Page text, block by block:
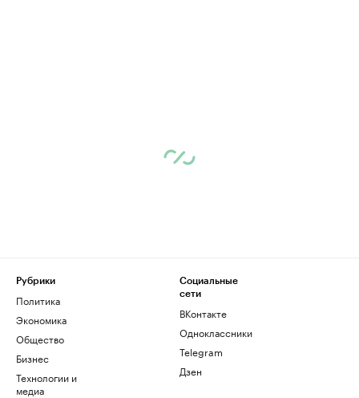
Рубрики
Политика
Экономика
Общество
Бизнес
Технологии и
медиа
Социальные
сети
ВКонтакте
Одноклассники
Telegram
Дзен